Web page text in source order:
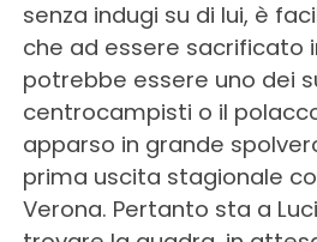
senza indugi su di lui, è
che ad essere sacrificato
potrebbe essere uno dei
centrocampisti o il
apparso in grande
prima uscita stagionale
Verona. Pertanto sta a